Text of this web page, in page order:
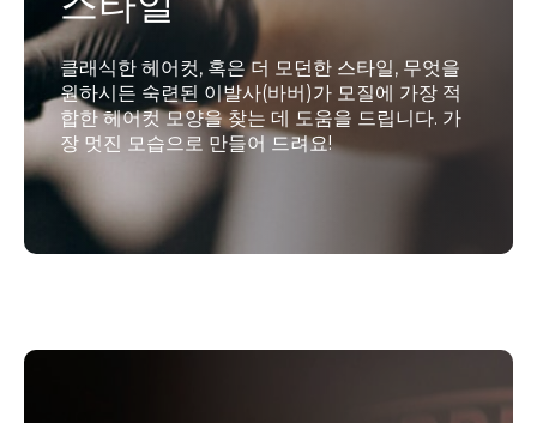
클래식한 헤어컷, 혹은 더 모던한 스타일, 무엇을
원하시든 숙련된 이발사(바버)가 모질에 가장 적
합한 헤어컷 모양을 찾는 데 도움을 드립니다. 가
장 멋진 모습으로 만들어 드려요!
고품질 서비스는 물론, 따뜻하고 느긋한 분위기를
만들어 드립니다. Puri KIIC의 바버숍은 일상생활
의 복잡함에서 벗어나 느긋하게 휴식을 취할 수 있
는 최고의 공간입니다.